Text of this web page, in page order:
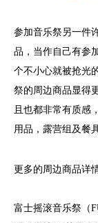
参加音乐祭另一件
品，当作自己有参
个不小心就被抢光
祭的周边商品显得
且也都非常有质感
用品，露营组及餐
更多的周边商品详
富士摇滚音乐祭（